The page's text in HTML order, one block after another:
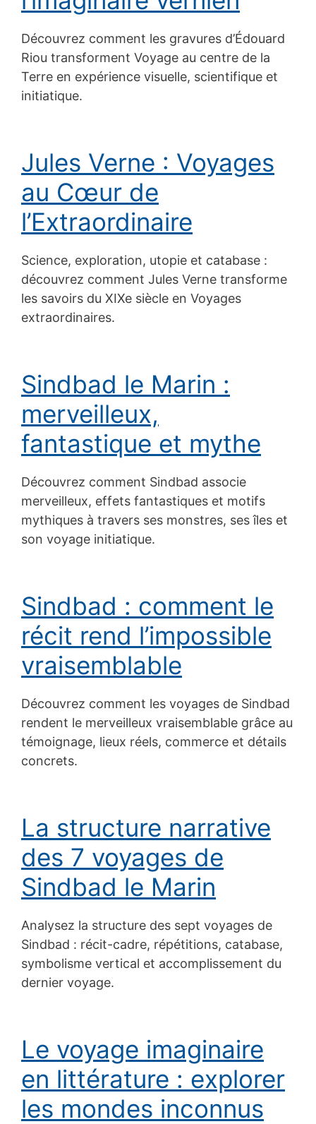
Découvrez comment les gravures d’Édouard
Riou transforment Voyage au centre de la
Terre en expérience visuelle, scientifique et
initiatique.
Jules Verne : Voyages
au Cœur de
l’Extraordinaire
Science, exploration, utopie et catabase :
découvrez comment Jules Verne transforme
les savoirs du XIXe siècle en Voyages
extraordinaires.
Sindbad le Marin :
merveilleux,
fantastique et mythe
Découvrez comment Sindbad associe
merveilleux, effets fantastiques et motifs
mythiques à travers ses monstres, ses îles et
son voyage initiatique.
Sindbad : comment le
récit rend l’impossible
vraisemblable
Découvrez comment les voyages de Sindbad
rendent le merveilleux vraisemblable grâce au
témoignage, lieux réels, commerce et détails
concrets.
La structure narrative
des 7 voyages de
Sindbad le Marin
Analysez la structure des sept voyages de
Sindbad : récit-cadre, répétitions, catabase,
symbolisme vertical et accomplissement du
dernier voyage.
Le voyage imaginaire
en littérature : explorer
les mondes inconnus